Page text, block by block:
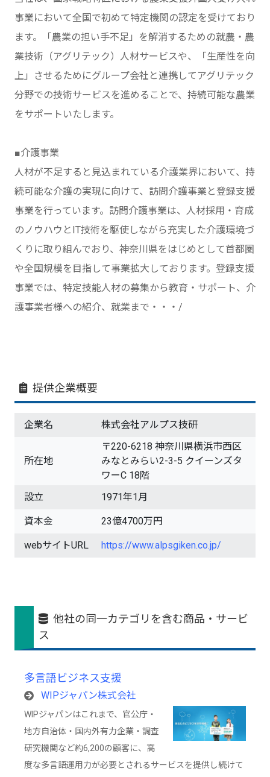
事業において全国で初めて特定機関の認定を受けており
ます。「農業の担い手不足」を解消するための就農・農
業技術（アグリテック）人材サービスや、「生産性を向
上」させるためにグループ会社と連携してアグリテック
分野での技術サービスを進めることで、持続可能な農業
をサポートいたします。
■介護事業
人材が不足すると見込まれている介護業界において、持
続可能な介護の実現に向けて、訪問介護事業と登録支援
事業を行っています。訪問介護事業は、人材採用・育成
のノウハウとIT技術を駆使しながら充実した介護環境づ
くりに取り組んでおり、神奈川県をはじめとして首都圏
や全国規模を目指して事業拡大しております。登録支援
事業では、特定技能人材の募集から教育・サポート、介
護事業者様への紹介、就業まで・・・/
提供企業概要
企業名 株式会社アルプス技研
所在地
〒220-6218 神奈川県横浜市西区
みなとみらい2-3-5 クイーンズタ
ワーC 18階
設立
1971年1月
資本金 23億4700万円
webサイトURL https://www.alpsgiken.co.jp/
他社の同一カテゴリを含む商品・サービ
ス
多言語ビジネス支援
WIPジャパン株式会社
WIPジャパンはこれまで、官公庁・
地方自治体・国内外有力企業・調査
研究機関など約6,200の顧客に、高
度な多言語運用力が必要とされるサービスを提供し続けて